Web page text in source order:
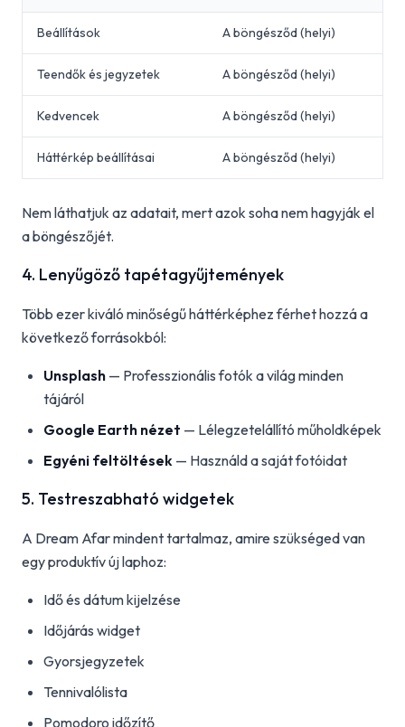
Beállítások A böngésződ (helyi)
Teendők és jegyzetek A böngésződ (helyi)
Kedvencek A böngésződ (helyi)
Háttérkép beállításai A böngésződ (helyi)
Nem láthatjuk az adatait, mert azok soha nem hagyják el
a böngészőjét.
4. Lenyűgöző tapétagyűjtemények
Több ezer kiváló minőségű háttérképhez férhet hozzá a
következő forrásokból:
Unsplash — Professzionális fotók a világ minden
tájáról
Google Earth nézet — Lélegzetelállító műholdképek
Egyéni feltöltések — Használd a saját fotóidat
5. Testreszabható widgetek
A Dream Afar mindent tartalmaz, amire szükséged van
egy produktív új laphoz:
Idő és dátum kijelzése
Időjárás widget
Gyorsjegyzetek
Tennivalólista
Pomodoro időzítő